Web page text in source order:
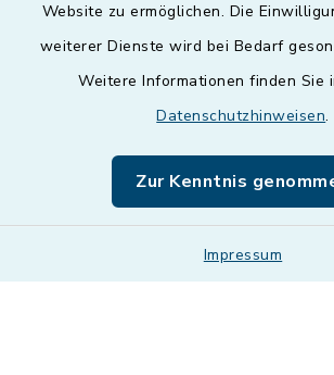
Website zu ermöglichen. Die
weiterer Dienste wird bei Bedarf
Weitere Informationen finden Sie
Datenschutzhinweisen.
Zur Kenntnis
Impressum
Barrierefreiheit
Impressum
Sitemap